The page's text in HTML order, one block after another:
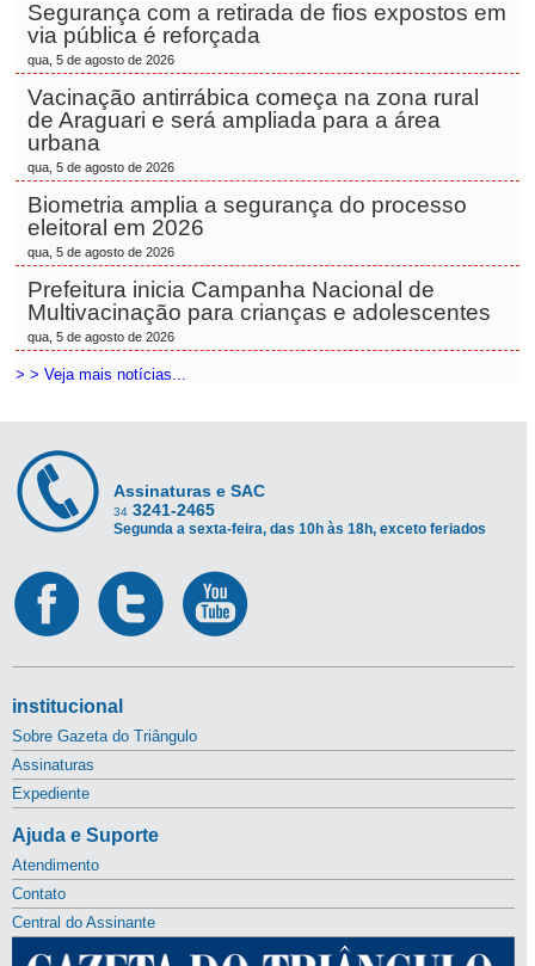
Segurança com a retirada de fios expostos em
via pública é reforçada
qua, 5 de agosto de 2026
Vacinação antirrábica começa na zona rural
de Araguari e será ampliada para a área
urbana
qua, 5 de agosto de 2026
Biometria amplia a segurança do processo
eleitoral em 2026
qua, 5 de agosto de 2026
Prefeitura inicia Campanha Nacional de
Multivacinação para crianças e adolescentes
qua, 5 de agosto de 2026
> > Veja mais notícias...
Assinaturas e SAC
34 3241-2465
Segunda a sexta-feira, das 10h às 18h, exceto feriados
institucional
Sobre Gazeta do Triângulo
Assinaturas
Expediente
Ajuda e Suporte
Atendimento
Contato
Central do Assinante